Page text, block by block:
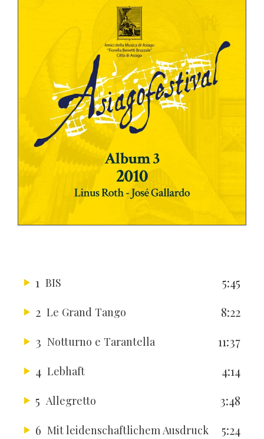
1 BIS
5:45
2 Le Grand Tango
8:22
3 Notturno e Tarantella
11:37
4 Lebhaft
4:14
5 Allegretto
3:48
6 Mit leidenschaftlichem Ausdruck
5:24